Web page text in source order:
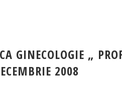
GINECOLOGIE „
2008